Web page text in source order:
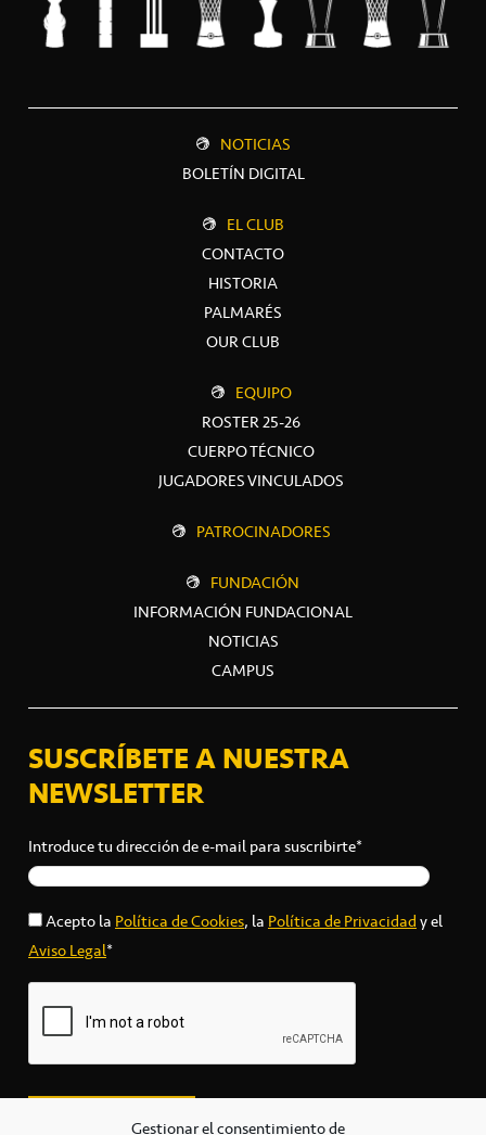
Gestionar el consentimiento de
NOTICIAS
BOLETÍN DIGITAL
EL CLUB
CONTACTO
HISTORIA
PALMARÉS
OUR CLUB
EQUIPO
ROSTER 25-26
CUERPO TÉCNICO
JUGADORES VINCULADOS
PATROCINADORES
FUNDACIÓN
INFORMACIÓN FUNDACIONAL
NOTICIAS
CAMPUS
SUSCRÍBETE A NUESTRA
NEWSLETTER
Introduce tu dirección de e-mail para suscribirte*
Acepto laPolítica de Cookies, laPolítica de Privacidady el
Aviso Legal*